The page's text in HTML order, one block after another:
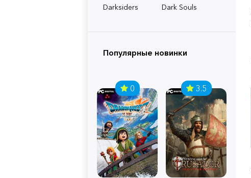
Darksiders
Dark Souls
Популярные новинки
0 3.5